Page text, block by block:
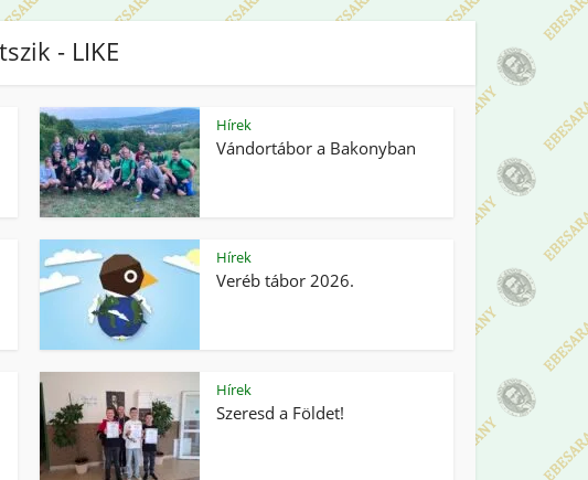
- LIKE
Hírek
Vándortábor a Bakonyban
Hírek
Veréb tábor 2026.
Hírek
Szeresd a Földet!